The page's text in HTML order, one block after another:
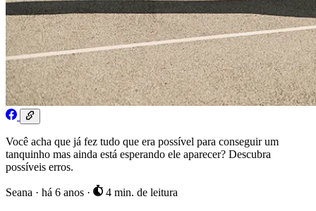
Você acha que já fez tudo que era possível para conseguir um
tanquinho mas ainda está esperando ele aparecer? Descubra
possíveis erros.
Seana · há 6 anos · 4 min. de leitura